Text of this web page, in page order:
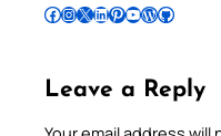
Follow Pradeep on Facebook Follow Pradeep on InstagramFollow Pradeep on X Follow Pradeep on LinkedIn Follow Pradeep on Pinterest Subscribe to Pradeep’s Youtube Channel Follow Pradeep on WordPress Follow Pradeep on GitHub
Leave a Reply